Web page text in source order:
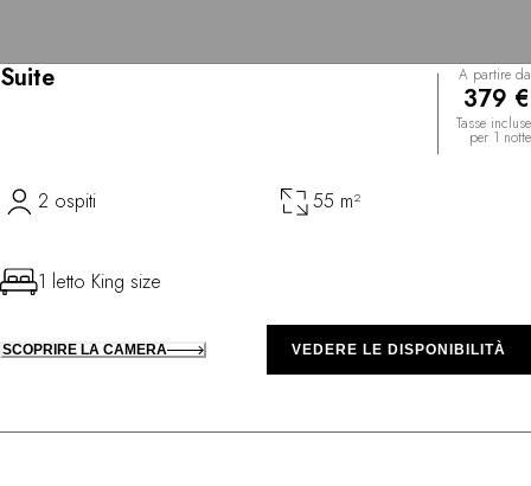
Suite A partire da
379 €
Tasse incluse
per 1 notte
2 ospiti 55 m²
1 letto King size
SCOPRIRE LA CAMERA VEDERE LE DISPONIBILITÀ